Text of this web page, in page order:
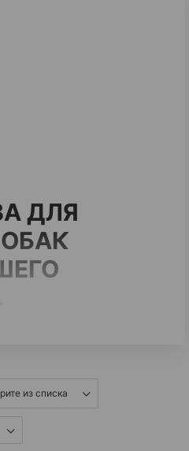
ДЛЯ
подушечек на
блюд,
мировыми
созданы из